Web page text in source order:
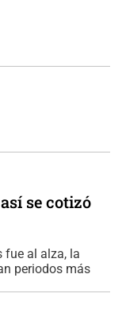
se cotizó
fue al alza, la
periodos más